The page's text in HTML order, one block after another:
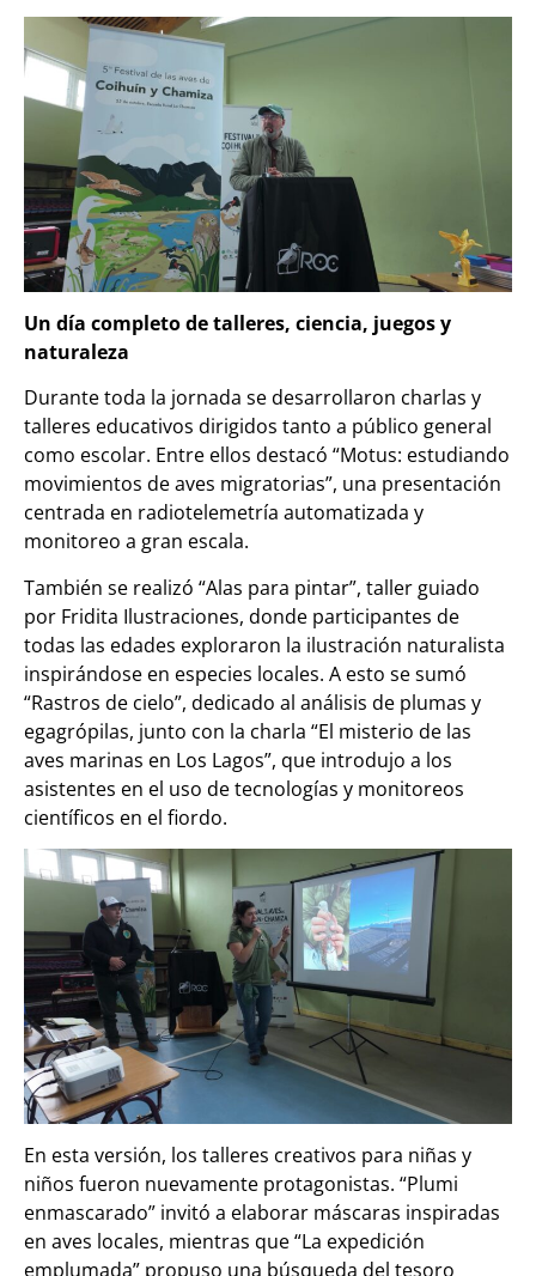
Un día completo de talleres, ciencia, juegos y
naturaleza
Durante toda la jornada se desarrollaron charlas y
talleres educativos dirigidos tanto a público general
como escolar. Entre ellos destacó “Motus: estudiando
movimientos de aves migratorias”, una presentación
centrada en radiotelemetría automatizada y
monitoreo a gran escala.
También se realizó “Alas para pintar”, taller guiado
por Fridita Ilustraciones, donde participantes de
todas las edades exploraron la ilustración naturalista
inspirándose en especies locales. A esto se sumó
“Rastros de cielo”, dedicado al análisis de plumas y
egagrópilas, junto con la charla “El misterio de las
aves marinas en Los Lagos”, que introdujo a los
asistentes en el uso de tecnologías y monitoreos
científicos en el fiordo.
En esta versión, los talleres creativos para niñas y
niños fueron nuevamente protagonistas. “Plumi
enmascarado” invitó a elaborar máscaras inspiradas
en aves locales, mientras que “La expedición
emplumada” propuso una búsqueda del tesoro